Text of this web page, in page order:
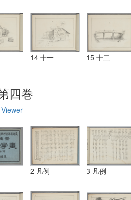
14 十一 15 十二
四巻
Viewer
2 凡例 3 凡例